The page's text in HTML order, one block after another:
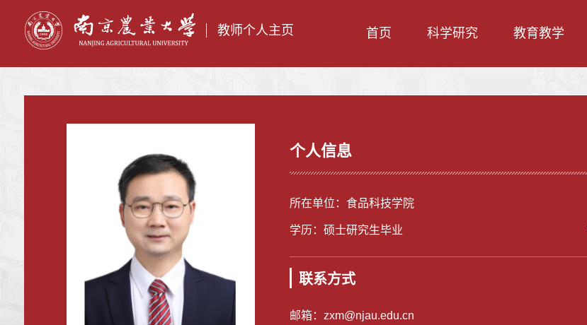
教师个人主页 首页 科学研究 教育教学
个人信息
所在单位：食品科技学院
学历：硕士研究生毕业
联系方式
邮箱： zxm@njau.edu.cn